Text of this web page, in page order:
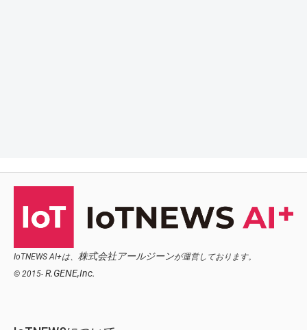
IoTNEWS AI+は、 株式会社アールジーンが運営しております。
© 2015- R.GENE,Inc.